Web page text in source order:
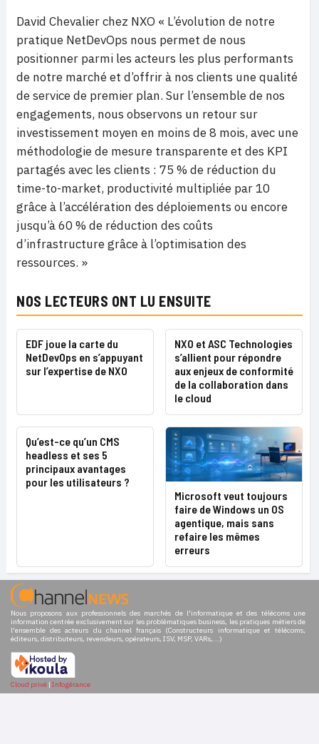
David Chevalier chez NXO « L’évolution de notre
pratique NetDevOps nous permet de nous
positionner parmi les acteurs les plus performants
de notre marché et d’offrir à nos clients une qualité
de service de premier plan. Sur l’ensemble de nos
engagements, nous observons un retour sur
investissement moyen en moins de 8 mois, avec une
méthodologie de mesure transparente et des KPI
partagés avec les clients : 75 % de réduction du
time-to-market, productivité multipliée par 10
grâce à l’accélération des déploiements ou encore
jusqu’à 60 % de réduction des coûts
d’infrastructure grâce à l’optimisation des
ressources. »
NOS LECTEURS ONT LU ENSUITE
EDF joue la carte du
NetDevOps en s’appuyant
sur l’expertise de NXO
NXO et ASC Technologies
s’allient pour répondre
aux enjeux de conformité
de la collaboration dans
le cloud
Qu’est-ce qu’un CMS
headless et ses 5
principaux avantages
pour les utilisateurs ?
Microsoft veut toujours
faire de Windows un OS
agentique, mais sans
refaire les mêmes
erreurs
Nous proposons aux professionnels des marchés de l'informatique et des télécoms une
information centrée exclusivement sur les problématiques business, les pratiques métiers de
l'ensemble des acteurs du channel français (Constructeurs informatique et télécoms,
éditeurs, distributeurs, revendeurs, opérateurs, ISV, MSP, VARs,...)
Cloud privé | Infogérance